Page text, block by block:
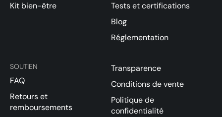
Kit bien-être
Tests et certifications
Blog
Réglementation
SOUTIEN
FAQ
Retours et
remboursements
Transparence
Conditions de vente
Politique de
confidentialité